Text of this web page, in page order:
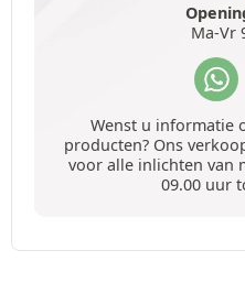
Ma-Vr
Wenst u informatie
producten? Ons
voor alle inlichten van
09.00 uur